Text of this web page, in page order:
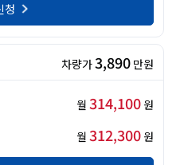
청
차량가3,890 만원
월 314,100 원
월 312,300 원